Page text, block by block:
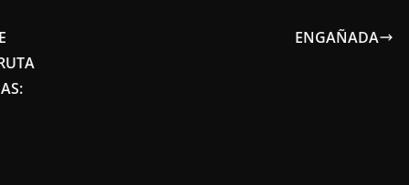
ENGAÑADA